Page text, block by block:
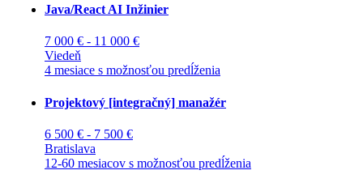
Java/React AI Inžinier
7 000 € - 11 000 €
Viedeň
4 mesiace s možnosťou predĺženia
Projektový [integračný] manažér
6 500 € - 7 500 €
Bratislava
12-60 mesiacov s možnosťou predĺženia